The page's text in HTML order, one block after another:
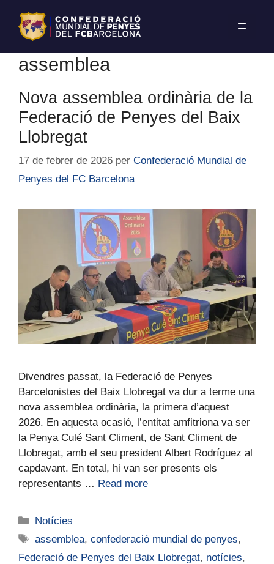
assemblea
Nova assemblea ordinària de la
Federació de Penyes del Baix
Llobregat
17 de febrer de 2026 per Confederació Mundial de
Penyes del FC Barcelona
Divendres passat, la Federació de Penyes
Barcelonistes del Baix Llobregat va dur a terme una
nova assemblea ordinària, la primera d’aquest
2026. En aquesta ocasió, l’entitat amfitriona va ser
la Penya Culé Sant Climent, de Sant Climent de
Llobregat, amb el seu president Albert Rodríguez al
capdavant. En total, hi van ser presents els
representants … Read more
Notícies
assemblea,confederació mundial de penyes,
Federació de Penyes del Baix Llobregat, notícies,